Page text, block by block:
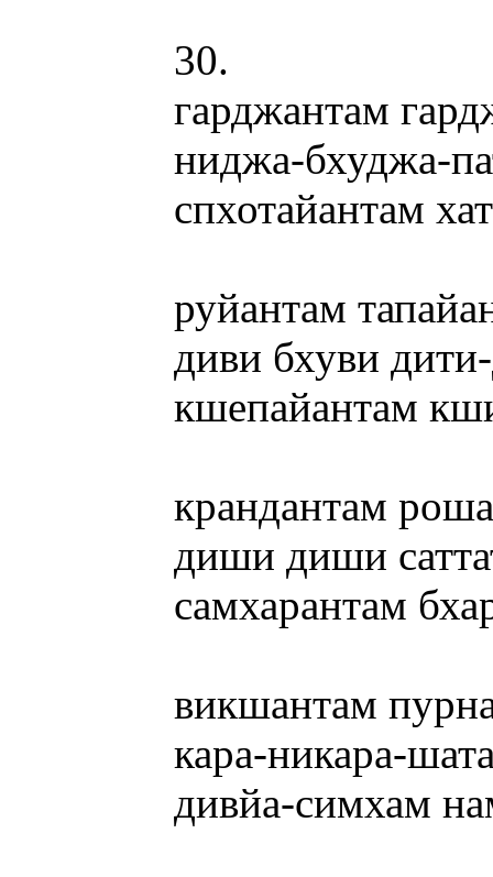
30.
гарджантам
ниджа-бхуджа-
спхотайантам
руйантам
диви бхуви
кшепайантам
крандантам
диши диши
самхарантам
викшантам
кара-никара-
дивйа-симхам